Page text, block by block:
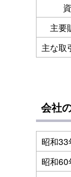
主要
主な取
会社
昭和33
昭和60